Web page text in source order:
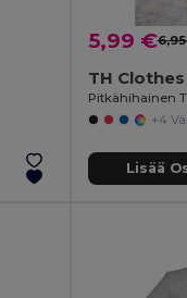
5,99 €
TH Clothes
Pitkähihainen
+4
Lisää